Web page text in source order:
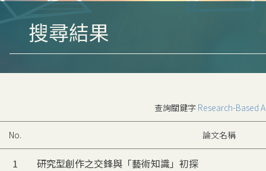
搜尋結果
查詢關鍵字 Research-Based
No. 論文名稱
1 研究型創作之交鋒與「藝術知識」初探